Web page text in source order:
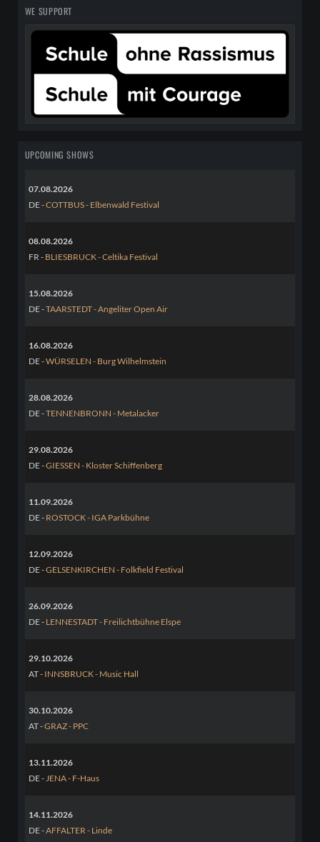
WE SUPPORT
UPCOMING SHOWS
07.08.2026
DE -COTTBUS - Elbenwald Festival
08.08.2026
FR - BLIESBRUCK - Celtika Festival
15.08.2026
DE -TAARSTEDT - Angeliter Open Air
16.08.2026
DE -WÜRSELEN - Burg Wilhelmstein
28.08.2026
DE -TENNENBRONN - Metalacker
29.08.2026
DE -GIESSEN - Kloster Schiffenberg
11.09.2026
DE - ROSTOCK - IGA Parkbühne
12.09.2026
DE -GELSENKIRCHEN - Folkfield Festival
26.09.2026
DE - LENNESTADT - Freilichtbühne Elspe
29.10.2026
AT - INNSBRUCK - Music Hall
30.10.2026
AT -GRAZ - PPC
13.11.2026
DE -JENA - F-Haus
14.11.2026
DE -AFFALTER - Linde